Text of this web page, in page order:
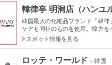
韓律亭 明洞店（ハンユ
韓国最大の化粧品ブランド「韓
ケアも同社のものを使用。韓方を
スポット情報を見る
ロッテ・ワールド - 韓国